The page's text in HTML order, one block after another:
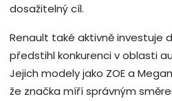
dosažitelný cíl.
Renault také aktivně investuje
předstihl konkurenci v oblasti
Jejich modely jako ZOE a
že značka míří správným